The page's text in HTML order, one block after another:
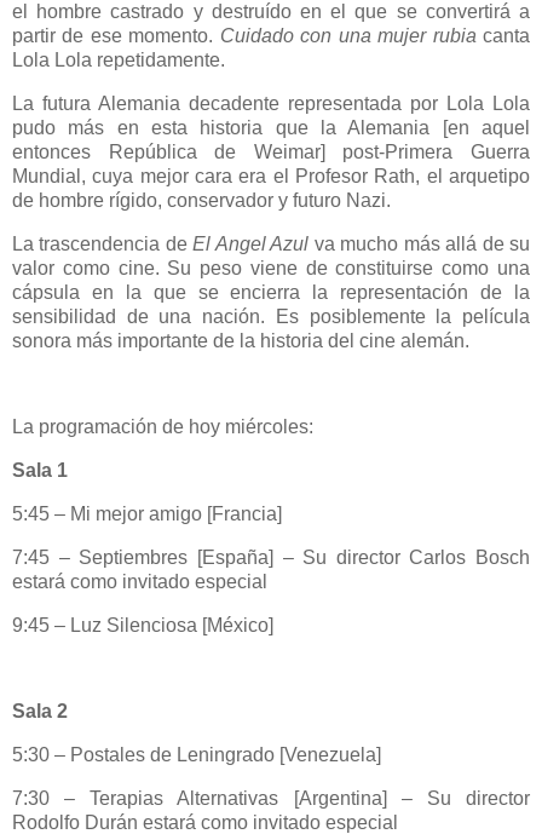
el hombre castrado y destruído en el que se convertirá a
partir de ese momento. Cuidado con una mujer rubiacanta
Lola Lola repetidamente.
La futura Alemania decadente representada por Lola Lola
pudo más en esta historia que la Alemania [en aquel
entonces República de Weimar] post-Primera Guerra
Mundial, cuya mejor cara era el Profesor Rath, el arquetipo
de hombre rígido, conservador y futuro Nazi.
La trascendencia deEl Angel Azul va mucho más allá de su
valor como cine. Su peso viene de constituirse como una
cápsula en la que se encierra la representación de la
sensibilidad de una nación. Es posiblemente la película
sonora más importante de la historia del cine alemán.
La programación de hoy miércoles:
Sala 1
5:45 – Mi mejor amigo [Francia]
7:45 – Septiembres [España] – Su director Carlos Bosch
estará como invitado especial
9:45 – Luz Silenciosa [México]
Sala 2
5:30 – Postales de Leningrado [Venezuela]
7:30 – Terapias Alternativas [Argentina] – Su director
Rodolfo Durán estará como invitado especial